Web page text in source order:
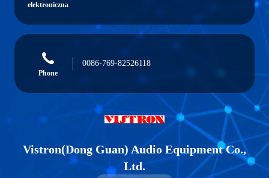
elektroniczna
Phone
0086-769-82526118
Vistron(Dong Guan) Audio Equipment Co.,
Ltd.